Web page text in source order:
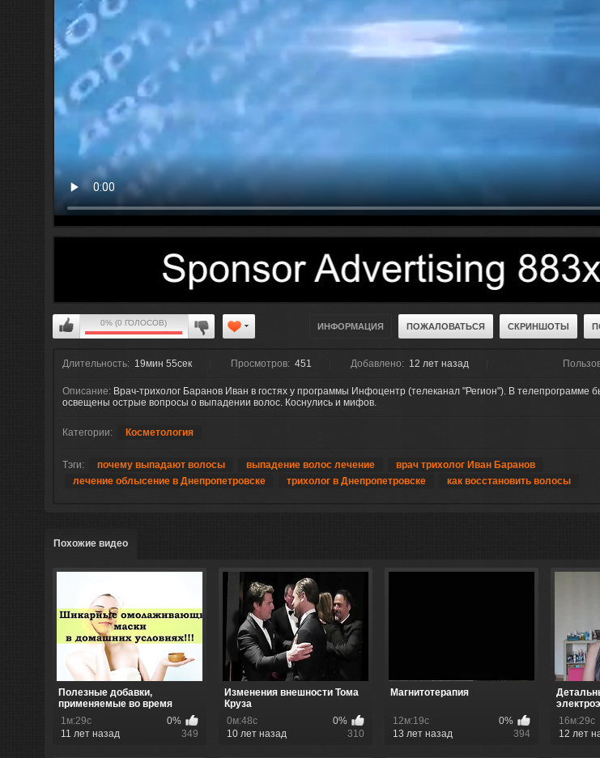
0% (0 ГОЛОСОВ) ИНФОРМАЦИЯ ПОЖАЛОВАТЬСЯ СКРИНШОТЫ
Длительность: 19мин 55сек Просмотров: 451 Добавлено: 12 лет назад
Описание: Врач-трихолог Баранов Иван в гостях у программы Инфоцентр (телеканал "Регион"). В телепрограмме
освещены острые вопросы о выпадении волос. Коснулись и мифов.
Категории: Косметология
Тэги: почему выпадают волосы выпадение волос лечение
врач трихолог Иван Баранов
лечение облысение в Днепропетровске
трихолог в Днепропетровске как восстановить волосы
Похожие видео
Полезные добавки,
применяемые во время
процедуры нал...
1м:29с
0%
11 лет назад
349
Изменения внешности Тома
Круза
0м:48с
0%
10 лет назад
310
Магнитотерапия
12м:19с
0%
13 лет назад
394
16м:29с
12 лет